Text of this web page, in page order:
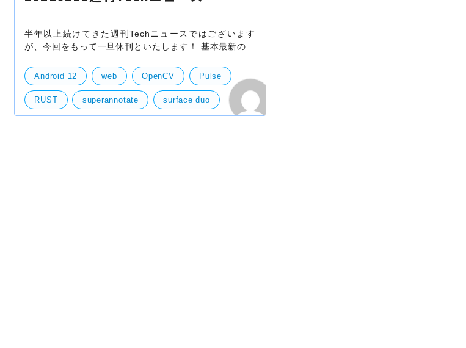
半年以上続けてきた週刊Techニュースではございます
が、今回をもって一旦休刊といたします！ 基本最新の情
にまとめて発信しておこうということではじめま
Android 12 web OpenCV Pulse
RUST superannotate surface duo